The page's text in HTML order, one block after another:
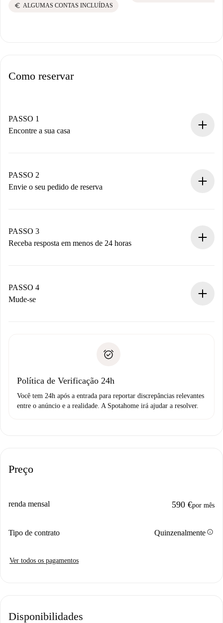
euro ALGUMAS CONTAS INCLUÍDAS
Como reservar
PASSO 1
Encontre a sua casa
Você tem todas as informações necessárias
antecipadamente.
PASSO 2
Envie o seu pedido de reserva
Não cobramos nada até que o proprietário confirme.
PASSO 3
Receba resposta em menos de 24 horas
proprietário.
Se recusada: não cobraremos nada e ofereceremos
Débito direto bancário
PASSO 4
Mude-se
não comunicar nenhum problema.
Política de Verificação 24h
Você tem 24h após a entrada para reportar discrepâncias relevantes
entre o anúncio e a realidade. A Spotahome irá ajudar a resolver.
Preço
renda mensal 590 €por mês
Tipo de contrato Quinzenalmenteinfo
Ver todos os pagamentos
Disponibilidades